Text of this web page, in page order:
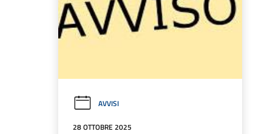
AVVISI
28 OTTOBRE 2025